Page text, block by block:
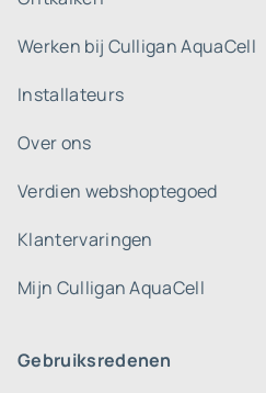
Werken bij Culligan AquaCell
Installateurs
Over ons
Verdien webshoptegoed
Klantervaringen
Mijn Culligan AquaCell
Gebruiksredenen